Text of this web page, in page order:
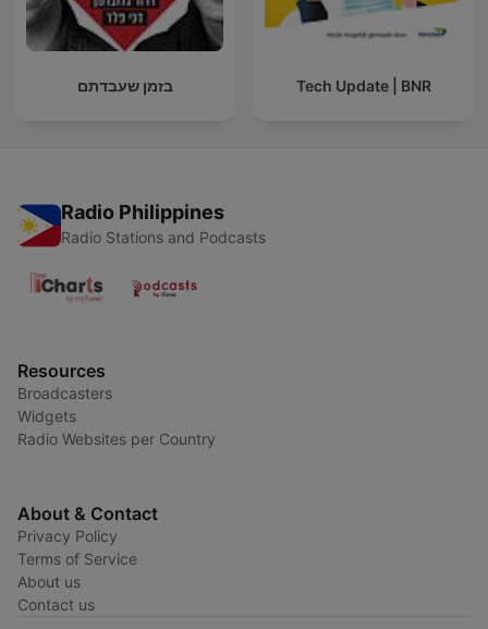
בזמן שעבדתם Tech Update | BNR
Radio Philippines
Radio Stations and Podcasts
Resources
Broadcasters
Widgets
Radio Websites per Country
About & Contact
Privacy Policy
Terms of Service
About us
Contact us